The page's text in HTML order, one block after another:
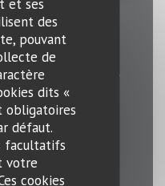
des
pouvant
de
dits «
obligatoires
défaut.
facultatifs
votre
cookies
Location de
Terrasse couverte,
Restaurant,